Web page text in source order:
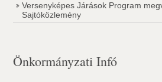
Versenyképes Járások Program
Sajtóközlemény
Önkormányzati Infó